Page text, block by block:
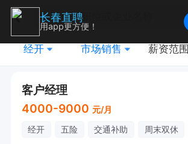
经开 市场销售 薪资范围
客户经理
4000-9000 元/月
经开 五险 交通补助 周末双休
长春直聘
用app更方便！